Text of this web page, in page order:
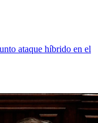
ataque híbrido en el